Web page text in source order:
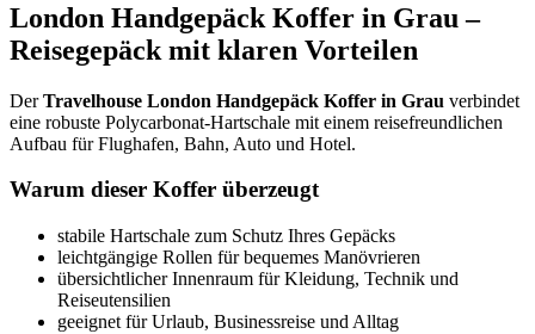
London Handgepäck Koffer in Grau –
Reisegepäck mit klaren Vorteilen
DerTravelhouse London Handgepäck Koffer in Grau verbindet
eine robuste Polycarbonat-Hartschale mit einem reisefreundlichen
Aufbau für Flughafen, Bahn, Auto und Hotel.
Warum dieser Koffer überzeugt
stabile Hartschale zum Schutz Ihres Gepäcks
leichtgängige Rollen für bequemes Manövrieren
übersichtlicher Innenraum für Kleidung, Technik und
Reiseutensilien
geeignet für Urlaub, Businessreise und Alltag